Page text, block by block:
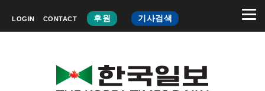
LOGIN CONTACT 후원 기사검색